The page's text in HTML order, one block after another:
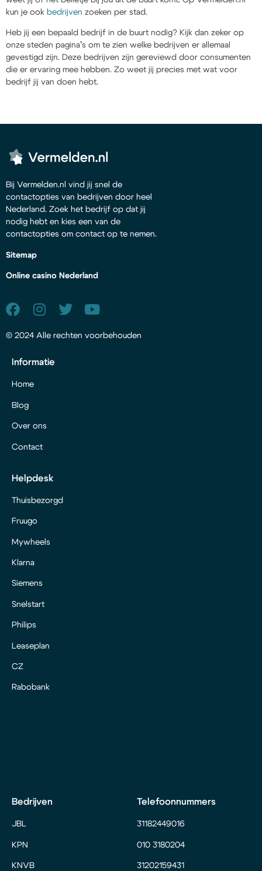
kun je ook bedrijven zoeken per stad.
Heb jij een bepaald bedrijf in de buurt nodig? Kijk dan zeker op
onze steden pagina’s om te zien welke bedrijven er allemaal
gevestigd zijn. Deze bedrijven zijn gereviewd door consumenten
die er ervaring mee hebben. Zo weet jij precies met wat voor
bedrijf jij van doen hebt.
Bij Vermelden.nl vind jij snel de
contactopties van bedrijven door heel
Nederland. Zoek het bedrijf op dat jij
nodig hebt en kies een van de
contactopties om contact op te nemen.
Sitemap
Online casino Nederland
© 2024 Alle rechten voorbehouden
Informatie
Home
Blog
Over ons
Contact
Helpdesk
Thuisbezorgd
Fruugo
Mywheels
Klarna
Siemens
Snelstart
Philips
Leaseplan
CZ
Rabobank
Bedrijven
JBL
KPN
KNVB
Telefoonnummers
31182449016
010 3180204
31202159431